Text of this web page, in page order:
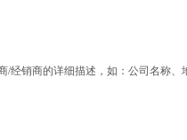
经销商的详细描述，如：公司名称、